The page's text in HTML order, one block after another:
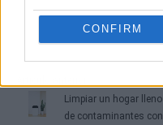
CONFIRM
Limpiar un hogar lleno
de contaminantes con